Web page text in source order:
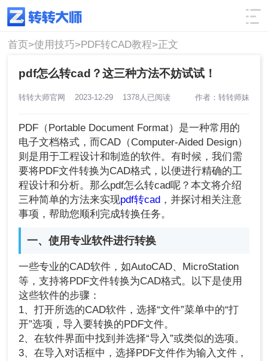
使用技巧 筛选
首页>使用技巧>PDF转CAD教程>正文
pdf怎么转cad？这三种方法不妨试试！
转转大师官网 2023-12-29 1378人已阅读 作者：转转师妹
PDF（Portable Document Format）是一种常用的
电子文档格式，而CAD（Computer-Aided Design）
则是用于工程设计和制造的软件。有时候，我们需
要将PDF文件转换为CAD格式，以便进行精确的工
程设计和分析。那么pdf怎么转cad呢？本文将介绍
三种简单的方法来实现pdf转cad ，并探讨相关注意
事项，帮助您顺利完成转换任务。
一、使用专业软件进行转换
一些专业的CAD软件，如AutoCAD、MicroStation
等，支持将PDF文件转换为CAD格式。以下是使用
这些软件的步骤：
1、打开所选的CAD软件，选择“文件”菜单中的“打
开”选项，导入要转换的PDF文件。
2、在软件界面中找到并选择“导入”或类似的选项。
3、在导入对话框中，选择PDF文件作为输入文件，